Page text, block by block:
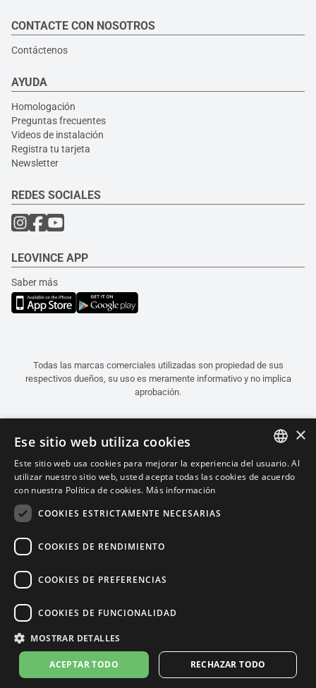
CONTACTE CON NOSOTROS
Contáctenos
AYUDA
Homologación
Preguntas frecuentes
Videos de instalación
Registra tu tarjeta
Newsletter
REDES SOCIALES
LEOVINCE APP
Saber más
Todas las marcas comerciales utilizadas son propiedad de sus
respectivos dueños, su uso es meramente informativo y no implica
aprobación.
© 2026leovince.com by BELGROVE -VAT #: 1080016712
Política de Confidencialidad
ITALIAN
×
Ese sitio web utiliza cookies
Este sitio web usa cookies para mejorar la experiencia del usuario. Al
utilizar nuestro sitio web, usted acepta todas las cookies de acuerdo
con nuestra Política de cookies. Más información
COOKIES ESTRICTAMENTE NECESARIAS
COOKIES DE RENDIMIENTO
COOKIES DE PREFERENCIAS
COOKIES DE FUNCIONALIDAD
MOSTRAR DETALLES
ACEPTAR TODO RECHAZAR TODO